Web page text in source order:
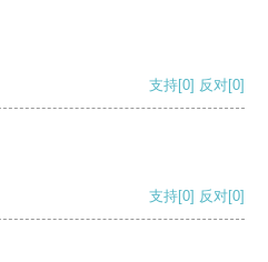
支持[0] 反对[0]
支持[0] 反对[0]